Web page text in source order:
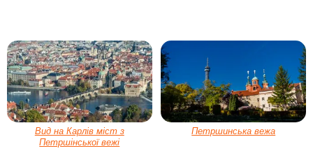
Вид на Карлів міст з
Петршінської вежі
Петршинська вежа